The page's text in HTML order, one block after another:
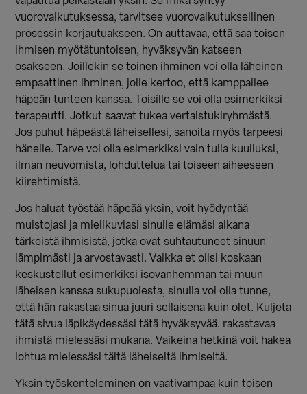
vuorovaikutuksessa, tarvitsee vuorovaikutuksellinen
prosessin korjautuakseen. On auttavaa, että saa toisen
ihmisen myötätuntoisen, hyväksyvän katseen
osakseen. Joillekin se toinen ihminen voi olla läheinen
empaattinen ihminen, jolle kertoo, että kamppailee
häpeän tunteen kanssa. Toisille se voi olla esimerkiksi
terapeutti. Jotkut saavat tukea vertaistukiryhmästä.
Jos puhut häpeästä läheisellesi, sanoita myös tarpeesi
hänelle. Tarve voi olla esimerkiksi vain tulla kuulluksi,
ilman neuvomista, lohduttelua tai toiseen aiheeseen
kiirehtimistä.
Jos haluat työstää häpeää yksin, voit hyödyntää
muistojasi ja mielikuviasi sinulle elämäsi aikana
tärkeistä ihmisistä, jotka ovat suhtautuneet sinuun
lämpimästi ja arvostavasti. Vaikka et olisi koskaan
keskustellut esimerkiksi isovanhemman tai muun
läheisen kanssa sukupuolesta, sinulla voi olla tunne,
että hän rakastaa sinua juuri sellaisena kuin olet. Kuljeta
tätä sivua läpikäydessäsi tätä hyväksyvää, rakastavaa
ihmistä mielessäsi mukana. Vaikeina hetkinä voit hakea
lohtua mielessäsi tältä läheiseltä ihmiseltä.
Yksin työskenteleminen on vaativampaa kuin toisen